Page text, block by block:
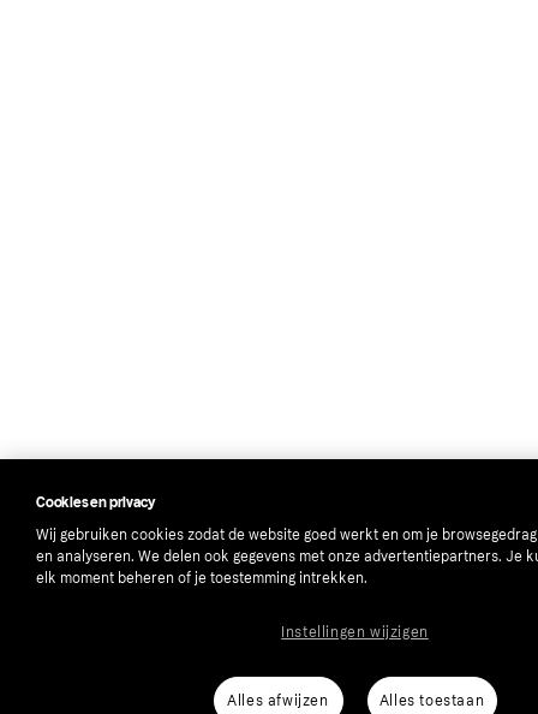
Cookies en privacy
Wij gebruiken cookies zodat de website goed werkt en om je
en analyseren. We delen ook gegevens met onze advertentiepartners. Je
elk moment beheren of je toestemming intrekken.
Alles afwijzen Alles toestaan
Instellingen wijzigen